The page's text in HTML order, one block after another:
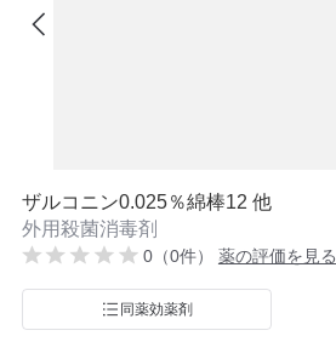
ザルコニン0.025％綿棒12 他
外用殺菌消毒剤
0（0件） 薬の評価を見る
同薬効薬剤